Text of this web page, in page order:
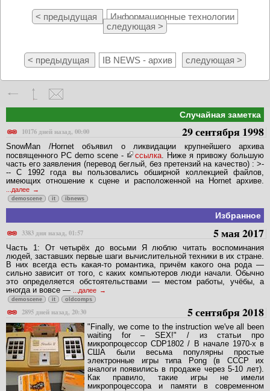
< предыдущая
Информационные технологии
следующая >
< предыдущая IB NEWS - архив следующая >
Случайная заметка
10176 дней назад, 00:00
29 сентября 1998
SnowMan /Hornet объявил о ликвидации крупнейшего архива
посвященного PC demo scene -
ссылка. Ниже я привожу большую
часть его заявления (перевод беглый, без претензий на качество) : >-
-- С 1992 года вы пользовались обшиpной коллекцией файлов,
имеющих отношение к сцене и pасположенной на Hornet аpхиве.
...далее
demoscene it ibnews
Избранное
3383 дня назад, 01:57
5 мая 2017
Часть 1: От четырёх до восьми Я люблю читать воспоминания
людей, заставших первые шаги вычислительной техники в их стране.
В них всегда есть какая-то романтика, причём какого она рода —
сильно зависит от того, с каких компьютеров люди начали. Обычно
это определяется обстоятельствами — местом работы, учёбы, а
иногда и вовсе —
...далее
demoscene it oldcomps
2895 дней назад, 20:30 5 сентября 2018
"Finally, we come to the instruction we've all been
waiting for – SEX!" / из статьи про
микропроцессор CDP1802 / В начале 1970-х в
США были весьма популярны простые
электронные игры типа Pong (в СССР их
аналоги появились в продаже через 5-10 лет).
Как правило, такие игры не имели
микропроцессора и памяти в современном